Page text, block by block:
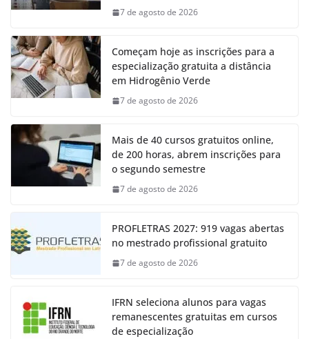
7 de agosto de 2026
Começam hoje as inscrições para a
especialização gratuita a distância
em Hidrogênio Verde
7 de agosto de 2026
Mais de 40 cursos gratuitos online,
de 200 horas, abrem inscrições para
o segundo semestre
7 de agosto de 2026
PROFLETRAS 2027: 919 vagas abertas
no mestrado profissional gratuito
7 de agosto de 2026
IFRN seleciona alunos para vagas
remanescentes gratuitas em cursos
de especialização